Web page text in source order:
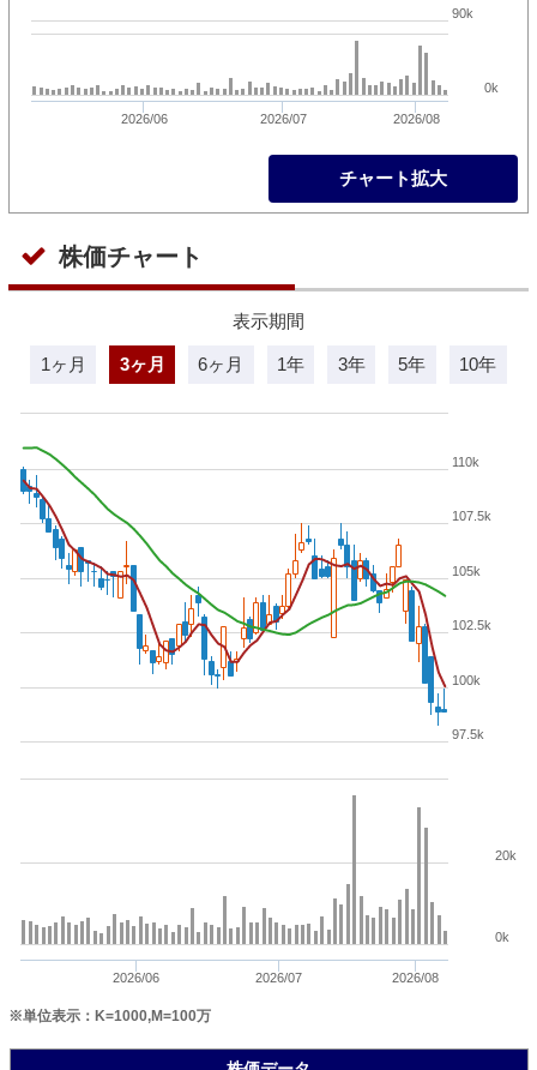
2026/06 2026/07 2026/08
90k
0k
チャート拡大
株価チャート
表示期間
1ヶ月 3ヶ月 6ヶ月 1年 3年 5年 10年
2026/06 2026/07 2026/08
97.5k
100k
102.5k
105k
107.5k
110k
0k
20k
※単位表示：K=1000,M=100万